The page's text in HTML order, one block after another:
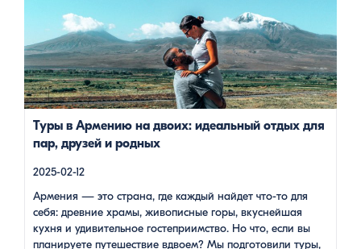
удивительное гостеприимство. Но что, если вы планируете
путешествие вдвоем? Мы подготовили туры, которые
подойдут для всех случаев — будь вы друзьями, подругами,
родителями с детьми, молодой парой или супругами в
возрасте. Какой тур выбрать для путешествия вдвоем? 1. […]
Туры в Армению на двоих: идеальный отдых для
пар, друзей и родных
2025-02-12
Армения — это страна, где каждый найдет что-то для
себя: древние храмы, живописные горы, вкуснейшая
кухня и удивительное гостеприимство. Но что, если вы
планируете путешествие вдвоем? Мы подготовили туры,